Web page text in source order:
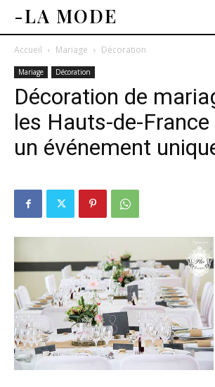
-LA MODE
Accueil Mariage Décoration
Mariage Décoration
Décoration de
les Hauts-de-France
un événement